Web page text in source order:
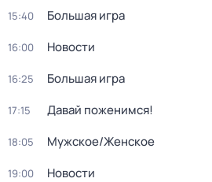
15:40 Большая игра
16:00 Новости
16:25 Большая игра
17:15 Давай поженимся!
18:05 Мужское/Женское
19:00 Новости